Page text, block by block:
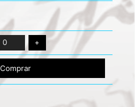
0 +
Comprar